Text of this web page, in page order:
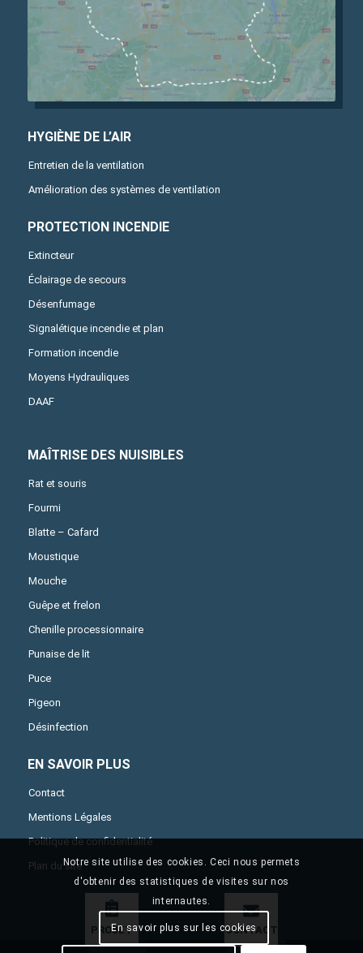
PROJET CONTACT
HYGIÈNE DE L’AIR
Entretien de la ventilation
Amélioration des systèmes de ventilation
PROTECTION INCENDIE
Extincteur
Éclairage de secours
Désenfumage
Signalétique incendie et plan
Formation incendie
Moyens Hydrauliques
DAAF
MAÎTRISE DES NUISIBLES
Rat et souris
Fourmi
Blatte – Cafard
Moustique
Mouche
Guêpe et frelon
Chenille processionnaire
Punaise de lit
Puce
Pigeon
Désinfection
EN SAVOIR PLUS
Contact
Mentions Légales
Politique de confidentialité
Plan du siteNotre site utilise des cookies. Ceci nous permets
d'obtenir des statistiques de visites sur nos
internautes.
En savoir plus sur les cookies